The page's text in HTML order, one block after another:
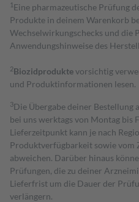
1 Eine pharmazeutische Prüfung
Produkte in deinem Warenkorb
Wechselwirkungschecks und die
Anwendungshinweise des
2Biozidproduktevorsichtig
und Produktinformationen lesen.
3Die Übergabe deiner
bei uns werktags von Montag bis
Lieferzeitpunkt kann je nach
Produktverfügbarkeit sowie vom
abweichen. Darüber hinaus
Prüfungen, die zu deiner
Lieferfrist um die Dauer der
verlängern.